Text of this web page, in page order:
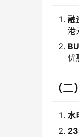
融
港
优
（
水